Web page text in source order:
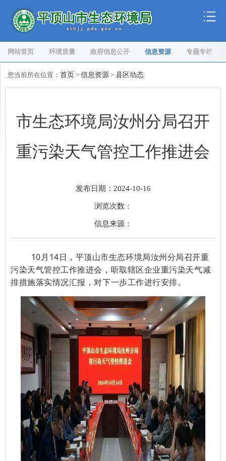
网站首页 环境质量 政府信息公开 信息资源 专题专栏
您当前所在位置： 首页 > 信息资源 > 县区动态
市生态环境局汝州分局召开
重污染天气管控工作推进会
发布日期：2024-10-16
浏览次数：
信息来源：
10月14日，平顶山市生态环境局汝州分局召开重
污染天气管控工作推进会，听取辖区企业重污染天气减
排措施落实情况汇报，对下一步工作进行安排。